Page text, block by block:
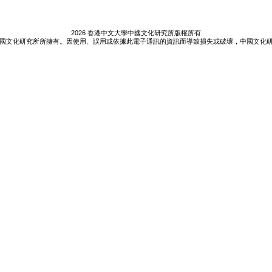
2026 香港中文大學中國文化研究所版權所有
文化研究所所擁有。因使用、誤用或依據此電子通訊的資訊而導致損失或破壞，中國文化研